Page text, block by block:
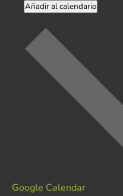
Añadir al calendario
Google Calendar